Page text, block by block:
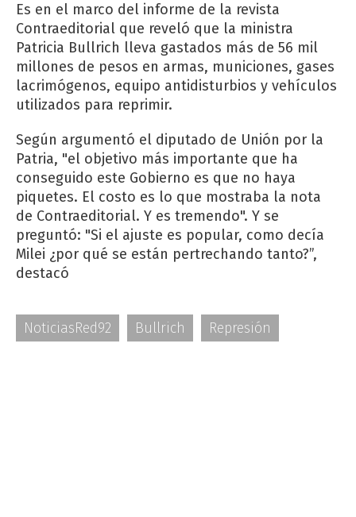
Es en el marco del informe de la revista
Contraeditorial que reveló que la ministra
Patricia Bullrich lleva gastados más de 56 mil
millones de pesos en armas, municiones, gases
lacrimógenos, equipo antidisturbios y vehículos
utilizados para reprimir.
Según argumentó el diputado de Unión por la
Patria, "el objetivo más importante que ha
conseguido este Gobierno es que no haya
piquetes. El costo es lo que mostraba la nota
de Contraeditorial. Y es tremendo". Y se
preguntó: "Si el ajuste es popular, como decía
Milei ¿por qué se están pertrechando tanto?”,
destacó
NoticiasRed92 Bullrich Represión